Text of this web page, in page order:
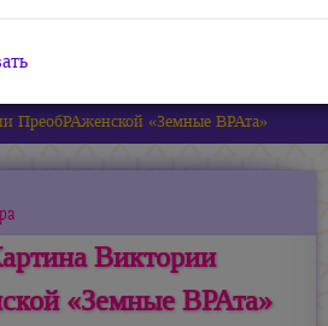
ПреобРАженской «Земные ВРАта»
Виктории
«Земные ВРАта»